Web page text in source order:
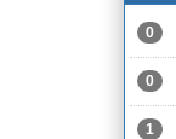
0
0
1